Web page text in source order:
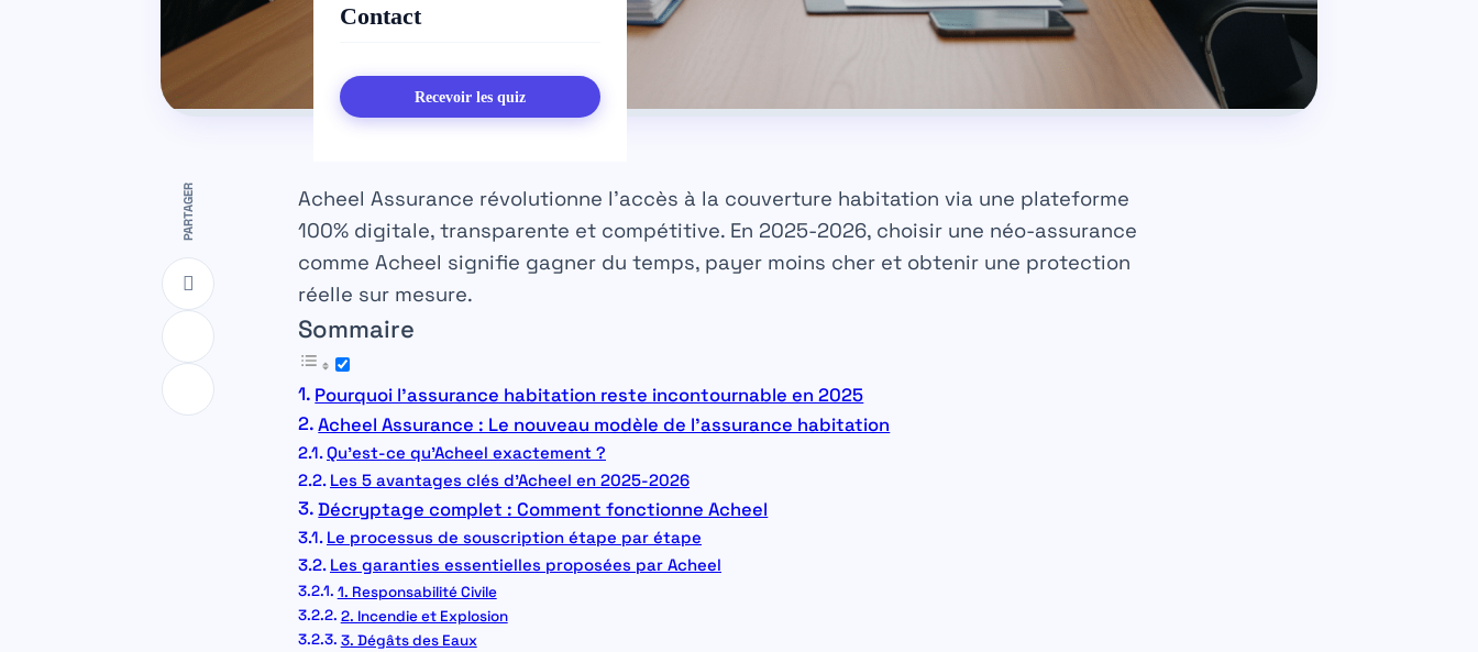
Contact
Recevoir les quiz
PARTAGER
Acheel Assurance révolutionne l’accès à la couverture habitation via une plateforme
100% digitale, transparente et compétitive. En 2025-2026, choisir une néo-assurance
comme Acheel signifie gagner du temps, payer moins cher et obtenir une protection
réelle sur mesure.
Sommaire
Pourquoi l’assurance habitation reste incontournable en 2025
Acheel Assurance : Le nouveau modèle de l’assurance habitation
Qu’est-ce qu’Acheel exactement ?
Les 5 avantages clés d’Acheel en 2025-2026
Décryptage complet : Comment fonctionne Acheel
Le processus de souscription étape par étape
Les garanties essentielles proposées par Acheel
1. Responsabilité Civile
2. Incendie et Explosion
3. Dégâts des Eaux